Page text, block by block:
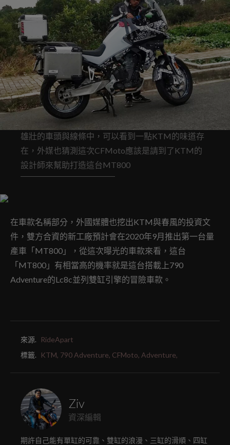
雄壯的車頭與線條中，可以看到一點KTM的味道存
在，外媒也猜測這次CFMoto應該是請到了KTM的
設計師來幫助打造這台MT800
在車款名稱部分，外國媒體也挖出KTM與春風的投資文
件，雙方合資的新工廠預計會在2020年9月推出第一台量
產車「MT800」，從這次曝光的車款來看，這台
「MT800」有相當高的機率就是這台搭載上790
Adventure的Lc8c並列雙缸引擎的冒險車款。
來源.
RideApart
標籤.
KTM, 790 Adventure, CFMoto, Adventure,
Ziv
資深編輯
期許自己能有單缸的可靠、雙缸的浪漫、三缸的滑順、四缸